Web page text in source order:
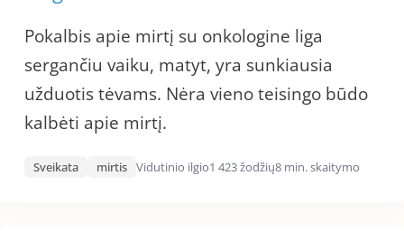
Pokalbis apie mirtį su onkologine liga
sergančiu vaiku, matyt, yra sunkiausia
užduotis tėvams. Nėra vieno teisingo būdo
kalbėti apie mirtį.
Sveikata mirtis Vidutinio ilgio1 423 žodžių8 min. skaitymo